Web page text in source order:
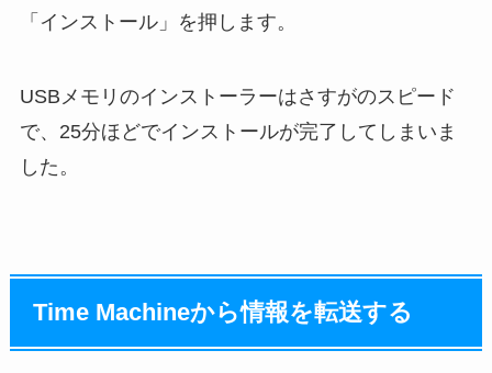
「インストール」を押します。
USBメモリのインストーラーはさすがのスピード
で、25分ほどでインストールが完了してしまいま
した。
Time Machineから情報を転送する